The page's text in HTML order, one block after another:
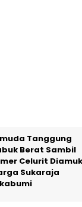
Tanggung
Berat Sambil
Celurit Diamuk
Sukaraja